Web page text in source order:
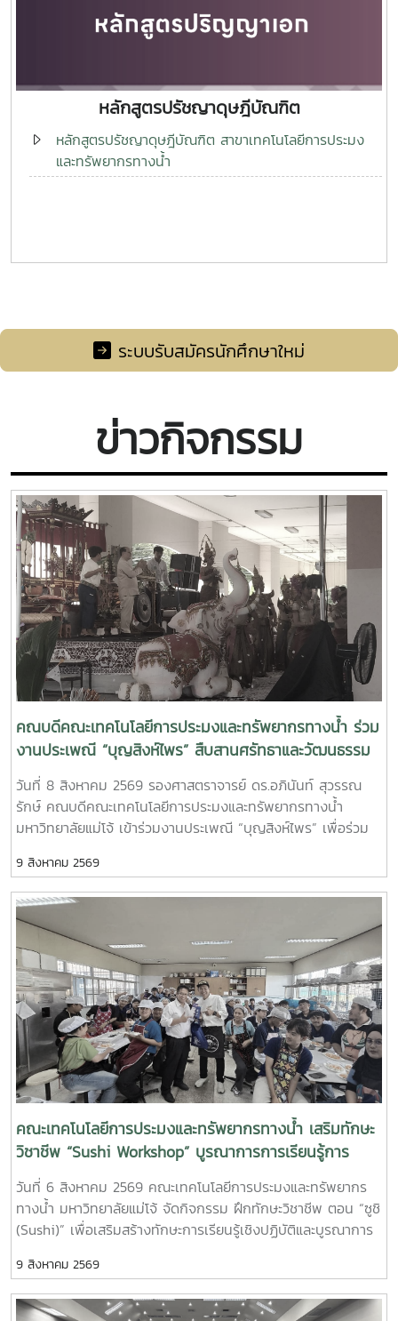
หลักสูตรปรัชญาดุษฎีบัณฑิต
หลักสูตรปรัชญาดุษฎีบัณฑิต สาขาเทคโนโลยีการประมง
และทรัพยากรทางน้ำ
ระบบรับสมัครนักศึกษาใหม่
ข่าวกิจกรรม
คณบดีคณะเทคโนโลยีการประมงและทรัพยากรทางน้ำ ร่วม
งานประเพณี “บุญสิงห์ไพร” สืบสานศรัทธาและวัฒนธรรม
แห่งแม่โจ้|Dean of the Faculty of Fisheries
Technology and Aquatic Resources Joins the “Boon
Sing Phrai” Traditional Ceremony, Celebrating
Maejo’s Cultural Heritage and Community Spirit
วันที่ 8 สิงหาคม 2569 รองศาสตราจารย์ ดร.อภินันท์ สุวรรณ
รักษ์ คณบดีคณะเทคโนโลยีการประมงและทรัพยากรทางน้ำ
มหาวิทยาลัยแม่โจ้ เข้าร่วมงานประเพณี “บุญสิงห์ไพร” เพื่อร่วม
คุณค่าที่เป็นส่วนหนึ่งของอัตลักษณ์และจิตวิญญาณแห่ง
มหาวิทยาลัยแม่โจ้ในโอกาสนี้ ได้รับเกียรติจาก ศาสตราจารย์
เกียรติคุณ ดร.เทพ พงษ์พานิช เป็นประธานในพิธีเปิด โดยมีผู้
บริหาร คณาจารย์ บุคลากร นักศึกษา และประชาคมแม่โจ้เข้าร่วม
กิจกรรมอย่างพร้อมเพรียง ท่ามกลางบรรยากาศแห่งความ
ศรัทธา ความอบอุ่น และความสามัคคีภายในงานมีการประกอบ
พิธีกรรมตามขนบประเพณีและกิจกรรมที่สะท้อนภูมิปัญญาและ
ศิลปวัฒนธรรมล้านนา เปิดโอกาสให้นักศึกษาและผู้เข้าร่วมงานได้
เรียนรู้คุณค่าของวัฒนธรรมผ่านประสบการณ์จริง พร้อมร่วมกัน
อนุรักษ์และถ่ายทอดมรดกทางวัฒนธรรมจากคนรุ่นหนึ่งสู่คนอีก
รุ่นหนึ่งการเข้าร่วมงานของ รองศาสตราจารย์ ดร.อภินันท์
สุวรรณรักษ์ ในครั้งนี้ ยังสะท้อนถึงการให้ความสำคัญกับการ
พัฒนานักศึกษาที่มิได้มุ่งเฉพาะความรู้และทักษะทางวิชาการเท่านั้น
แต่ยังส่งเสริมการเรียนรู้ด้านศิลปวัฒนธรรม ความกตัญญู ความ
สามัคคี และความผูกพันต่อสถาบัน อันเป็นองค์ประกอบสำคัญ
ของการพัฒนาบัณฑิตอย่างรอบด้าน“บุญสิงห์ไพร” จึงเป็น
มากกว่างานประเพณี หากแต่เป็นพื้นที่แห่งการเชื่อมโยงคนต่างรุ่น
ถ่ายทอดภูมิปัญญาและคุณค่าจากอดีตสู่ปัจจุบัน พร้อมร่วมกัน
August 2026, Associate Professor Dr. Apinun
Suvarnaraksha, Dean of the Faculty of Fisheries
9 สิงหาคม 2569
คณะเทคโนโลยีการประมงและทรัพยากรทางน้ำ เสริมทักษะ
วิชาชีพ “Sushi Workshop” บูรณาการการเรียนรู้การ
แปรรูปผลิตภัณฑ์สัตว์น้ำกับประสบการณ์จากมือ
อาชีพ|Maejo University Fisheries Students Enhance
Professional Skills through “Sushi Workshop,”
Integrating Aquatic Product Processing with
Hands-on Learning from Industry Professionals
วันที่ 6 สิงหาคม 2569 คณะเทคโนโลยีการประมงและทรัพยากร
ทางน้ำ มหาวิทยาลัยแม่โจ้ จัดกิจกรรม ฝึกทักษะวิชาชีพ ตอน “ซูชิ
(Sushi)” เพื่อเสริมสร้างทักษะการเรียนรู้เชิงปฏิบัติและบูรณาการ
อาหารที่สามารถนำไปประยุกต์ใช้ได้จริง โดยเปิดโอกาสให้นักศึกษา
เรียนรู้และฝึกปฏิบัติอย่างใกล้ชิดกับ วิทยากรมืออาชีพที่มี
ประสบการณ์ด้านการทำซูชิ โดยคณะฯได้รับเกียรติจากเชฟไข่
9 สิงหาคม 2569